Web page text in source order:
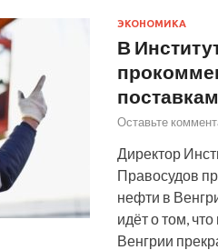
ЭКОНОМИКА
В
Оставьте
Директор
Правосудов
нефти в
идёт о том,
Венгрии